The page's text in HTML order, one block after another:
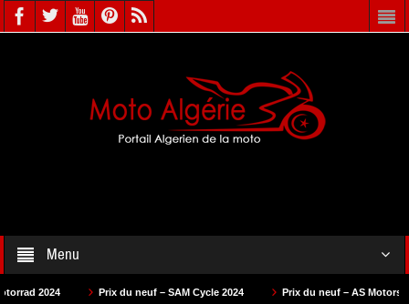
Menu
Prix du neuf – SAM Cycle 2024 Prix du neuf – AS Motors 2024